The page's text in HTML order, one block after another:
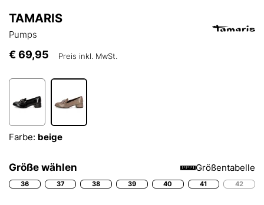
TAMARIS
Pumps
€ 69,95 Preis inkl. MwSt.
Farbe: beige
Größe wählen Größentabelle
36 37 38 39 40 41 42